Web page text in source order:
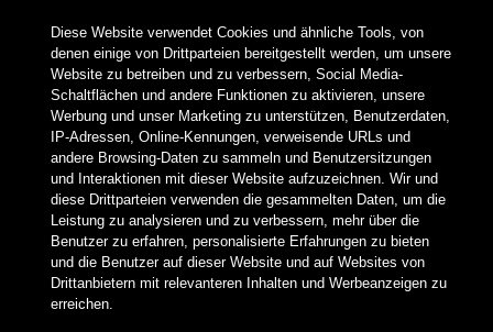
Support
Firma
Partners
Belkin Twitter
Belkin Facebook
Belkin Instagram
Belkin LinkedIn
Belkin Youtube
Belkin TikTok
Diese Website verwendet Cookies und ähnliche Tools, von
denen einige von Drittparteien bereitgestellt werden, um unsere
Website zu betreiben und zu verbessern, Social Media-
Schaltflächen und andere Funktionen zu aktivieren, unsere
Werbung und unser Marketing zu unterstützen, Benutzerdaten,
IP-Adressen, Online-Kennungen, verweisende URLs und
andere Browsing-Daten zu sammeln und Benutzersitzungen
und Interaktionen mit dieser Website aufzuzeichnen. Wir und
diese Drittparteien verwenden die gesammelten Daten, um die
Leistung zu analysieren und zu verbessern, mehr über die
Benutzer zu erfahren, personalisierte Erfahrungen zu bieten
und die Benutzer auf dieser Website und auf Websites von
Drittanbietern mit relevanteren Inhalten und Werbeanzeigen zu
erreichen.